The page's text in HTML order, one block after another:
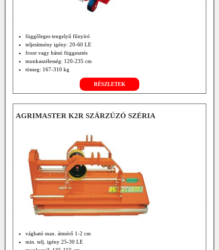
függőleges tengelyű fűnyíró
teljesítmény igény: 20-60 LE
front vagy hátsó függesztés
munkaszélesség: 120-235 cm
tömeg: 167-310 kg
RÉSZLETEK
AGRIMASTER K2R SZÁRZÚZÓ SZÉRIA
vágható max. átmérő 1-2 cm
min. telj. igény 25-30 LE